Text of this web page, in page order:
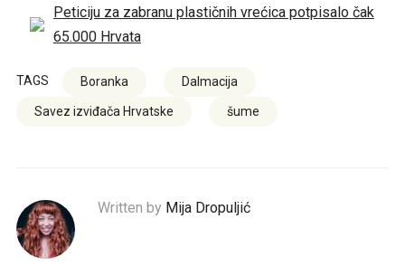
Peticiju za zabranu plastičnih vrećica potpisalo čak
65.000 Hrvata
TAGS Boranka Dalmacija
Savez izviđača Hrvatske šume
Written by Mija Dropuljić